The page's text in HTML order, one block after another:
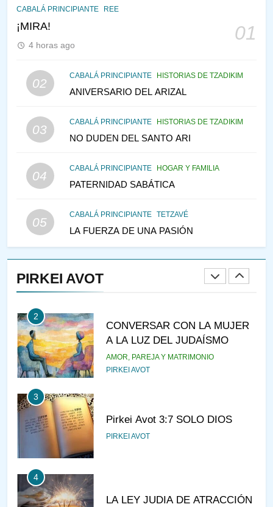
CABALÁ PRINCIPIANTE REE
¡MIRA! 01
4 horas ago
02
CABALÁ PRINCIPIANTE HISTORIAS DE TZADIKIM
ANIVERSARIO DEL ARIZAL
03
CABALÁ PRINCIPIANTE HISTORIAS DE TZADIKIM
NO DUDEN DEL SANTO ARI
04
CABALÁ PRINCIPIANTE HOGAR Y FAMILIA
PATERNIDAD SABÁTICA
05
CABALÁ PRINCIPIANTE TETZAVÉ
LA FUERZA DE UNA PASIÓN
PIRKEI AVOT
CABALÁ Y JASIDUT: EL
CONSEJO DE LOS PADRES
146
TEMPLO Y LA ALEGRÍA EN
VEAMOS ¿POR QUÉ
IEHOSHÚA? Y LA QUEJA DE
1
RAZI ¿QUIÉN ES SABIO?
2
CONVERSAR CON LA MUJER
A LA LUZ DEL JUDAÍSMO
AMOR, PAREJA Y MATRIMONIO
PIRKEI AVOT
3
Pirkei Avot 3:7 SOLO DIOS
PIRKEI AVOT
4
LA LEY JUDIA DE ATRACCIÓN